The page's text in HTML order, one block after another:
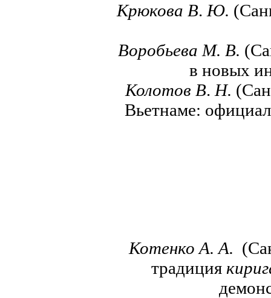
Крюкова В. Ю.
Воробьева М. В.
в новых
Колотов В. Н.
Вьетнаме:
Котенко А. А.
традиция